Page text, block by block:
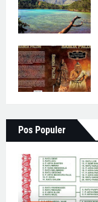
Pos Populer